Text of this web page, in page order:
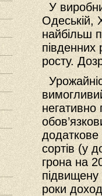
У
Одеській,
найбільш
південних
росту.
негативно
додаткове
сортів (у
грона на
підвищену
роки